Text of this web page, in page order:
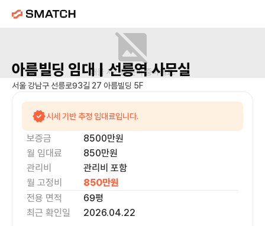
매물 사진을 준비 중이에요.
아름빌딩 임대 | 선릉역사무실
서울 강남구 선릉로93길 27 아름빌딩 5F
시세 기반 추정 임대료입니다.
보증금 8500만원
월 임대료
850만원
관리비
관리비 포함
월 고정비
850만원
전용 면적
69평
최근 확인일
2026.04.22